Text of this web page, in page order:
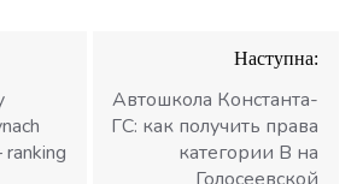
Наступна:
Автошкола Константа-
ГС: как получить права
категории В на